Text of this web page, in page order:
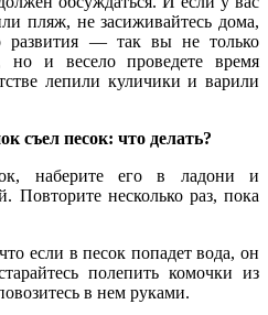
пляж, не засиживайтесь дома,
развития — так вы не только
но и весело проведете время
лепили куличики и варили
съел песок: что делать?
наберите его в ладони и
Повторите несколько раз, пока
если в песок попадет вода, он
полепить комочки из
в нем руками.